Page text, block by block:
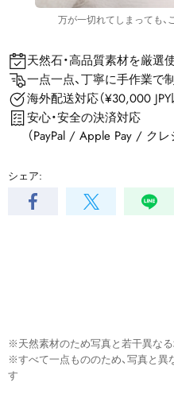
万が一切れてしまっても、
天然石・高品質素材を厳選
一点一点、丁寧に手作業で
海外配送対応（¥30,000 JPY
安心・安全の決済対応
（PayPal / Apple Pay / クレ
シェア:
※天然素材のため写真と若干異な
※すべて一点もののため、写真と
す